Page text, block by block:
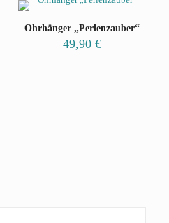
Ohrhänger „Perlenzauber“
49,90 €